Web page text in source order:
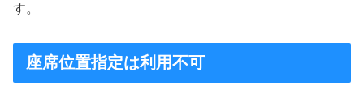
す。
座席位置指定は利用不可